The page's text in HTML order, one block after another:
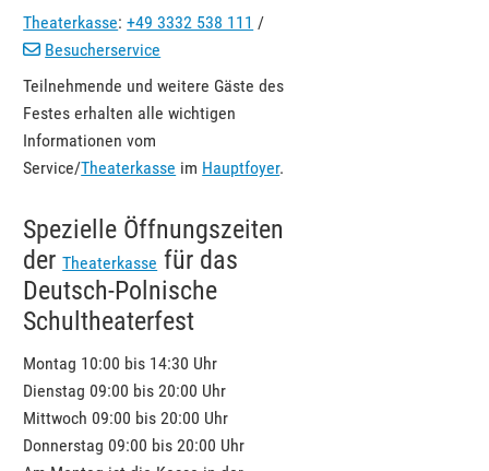
Theaterkasse:+49 3332 538 111 /
Besucherservice
Teilnehmende und weitere Gäste des
Festes erhalten alle wichtigen
Informationen vom
Service/Theaterkasse im Hauptfoyer.
Spezielle Öffnungszeiten
derTheaterkasse für das
Deutsch-Polnische
Schultheaterfest
Montag 10:00 bis 14:30 Uhr
Dienstag 09:00 bis 20:00 Uhr
Mittwoch 09:00 bis 20:00 Uhr
Donnerstag 09:00 bis 20:00 Uhr